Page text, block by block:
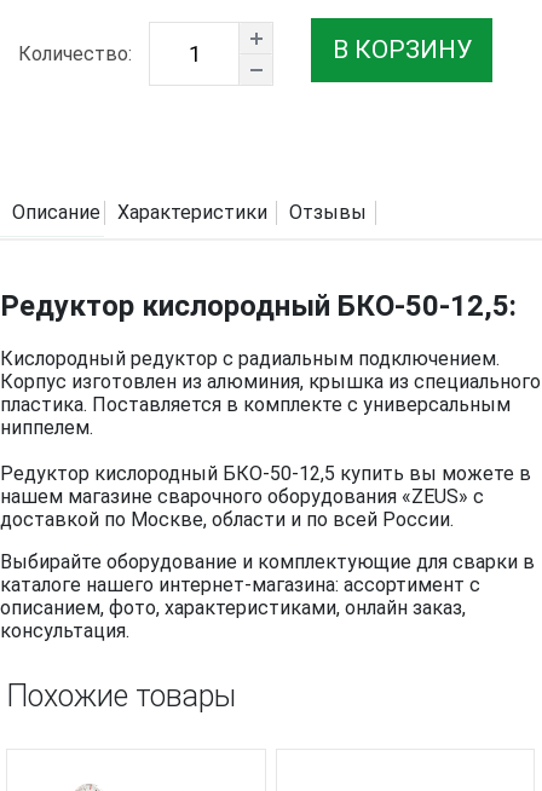
Количество: В КОРЗИНУ
Описание Характеристики Отзывы
Редуктор кислородный БКО-50-12,5:
Кислородный редуктор c радиальным подключением.
Корпус изготовлен из алюминия, крышка из специального
пластика. Поставляется в комплекте с универсальным
ниппелем.
Редуктор кислородный БКО-50-12,5 купить вы можете в
нашем магазине сварочного оборудования «ZEUS» с
доставкой по Москве, области и по всей России.
Выбирайте оборудование и комплектующие для сварки в
каталоге нашего интернет-магазина: ассортимент с
описанием, фото, характеристиками, онлайн заказ,
консультация.
Похожие товары